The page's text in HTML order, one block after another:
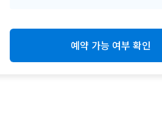
예약 가능 여부 확인